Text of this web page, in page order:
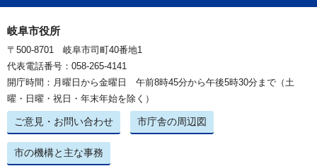
岐阜市役所
〒500-8701 岐阜市司町40番地1
代表電話番号：058-265-4141
開庁時間：月曜日から金曜日 午前8時45分から午後5時30分まで（土
曜・日曜・祝日・年末年始を除く）
ご意見・お問い合わせ 市庁舎の周辺図
市の機構と主な事務